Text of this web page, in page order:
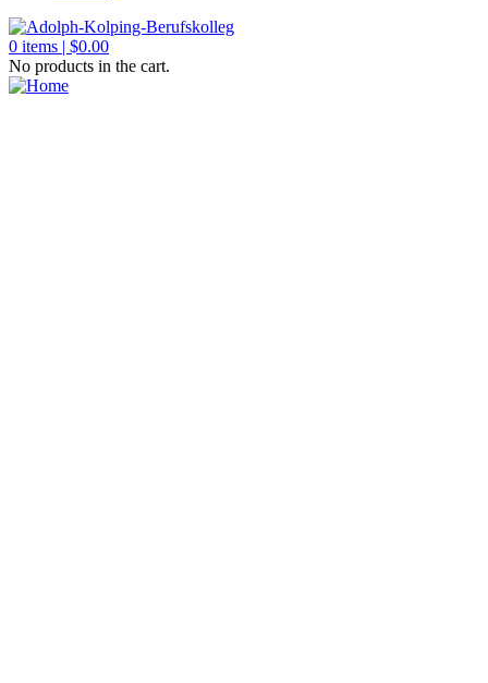
0 items | $0.00
No products in the cart.